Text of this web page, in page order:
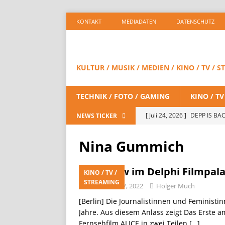
KONTAKT MEDIADATEN DATENSCHUTZ
KULTUR / MUSIK / MEDIEN / KINO / TV /
TECHNIK / FOTO / GAMING KINO /
NEWS TICKER [ Juli 24, 2026 ] DEPP IS
[ Juli 23, 2026 ]
STREAMING
[ Juli 8, 2026 ] KAULITZ &
STREAMING
[ Juli 8, 2026 ] FiiO bringt
Nina Gummich
KINO / TV /
STREAMING
Preview im Delphi
November 17, 2022 Holger Much
[Berlin] Die Journalistinnen und
Jahre. Aus diesem Anlass zeigt Das Erste